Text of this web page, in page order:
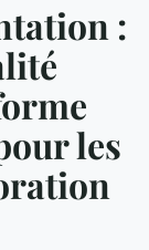
:
les